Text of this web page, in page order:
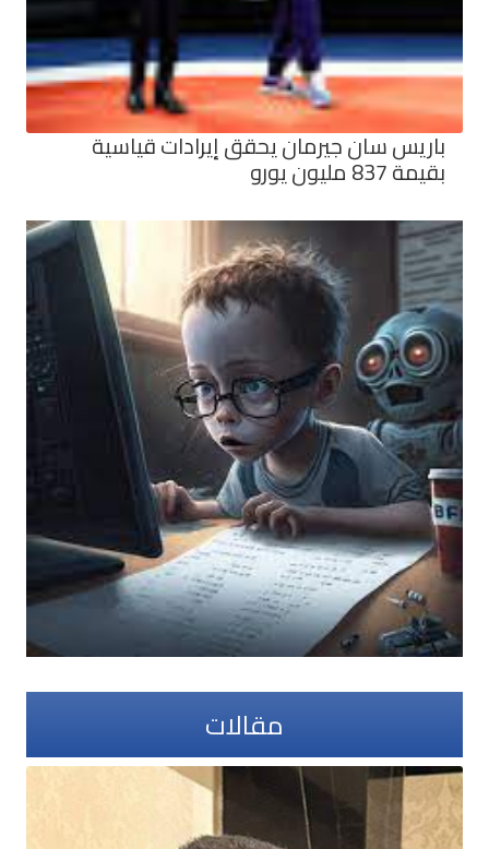
باريس سان جيرمان يحقق إيرادات قياسية
بقيمة 837 مليون يورو
مقالات